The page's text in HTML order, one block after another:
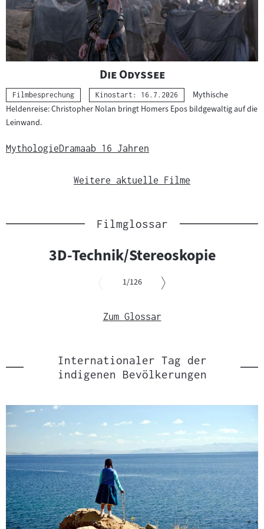
"
Die Odyssee"
Kategorie:
Filmbesprechung Kinostart: 16.7.2026
Mythische
Heldenreise: Christopher Nolan bringt Homers Epos bildgewaltig auf die
Leinwand.
MythologieDramaab 16 Jahren
Weitere aktuelle Filme
Filmglossar
überspringen3D-Technik/Stereoskopie
1von
/126
Sprungmarke
springen
Zum Glossar
Internationaler Tag der
indigenen Bevölkerungen